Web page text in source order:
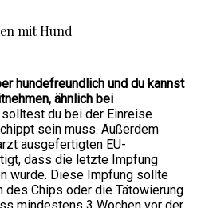
hundefreundlich und du kannst
ähnlich bei
du bei der Einreise
sein muss. Außerdem
ausgefertigten EU-
dass die letzte Impfung
wurde. Diese Impfung sollte
Chips oder die Tätowierung